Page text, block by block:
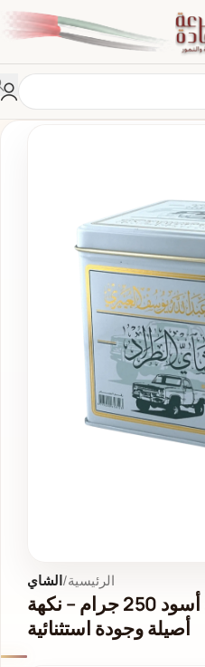
الرئيسية الشاي
شاي الطراد سيلاني أسود 250 جرام – نكهة
أصيلة وجودة استثنائية